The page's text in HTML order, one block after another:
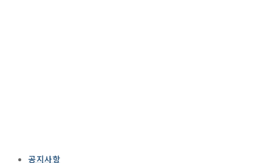
공지사항